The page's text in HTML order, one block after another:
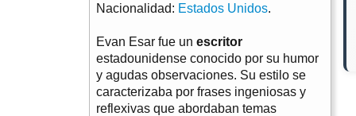
Nacionalidad: Estados Unidos.
Evan Esar fue un escritor
estadounidense conocido por su humor
y agudas observaciones. Su estilo se
caracterizaba por frases ingeniosas y
reflexivas que abordaban temas